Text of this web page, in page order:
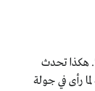
هكذا تحدث
رأى في جولة